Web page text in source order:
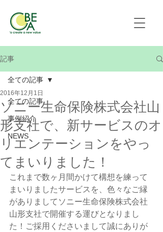
記事
全ての記事
事例紹介
NEWS
全ての記事
ソニー生命保険株式会社山
形支社で、新サービスのオ
リエンテーションをやっ
てまいりました！
2016年12月1日
これまで数ヶ月間かけて構想を練って
まいりましたサービスを、色々なご縁
がありましてソニー生命保険株式会社
山形支社で開催する運びとなりまし
た！ご採用くださいまして誠にありが